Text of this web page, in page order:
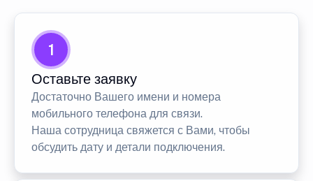
1
Оставьте заявку
Достаточно Вашего имени и номера
мобильного телефона для связи.
Наша сотрудница свяжется с Вами, чтобы
обсудить дату и детали подключения.